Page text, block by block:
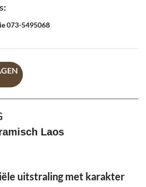
073-5495068
Laos
uitstraling met karakter